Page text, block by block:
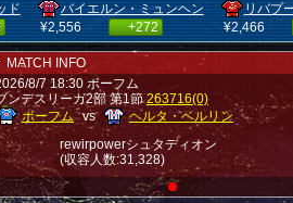
バイエルン・ミュンヘン
+272
リバプール
¥2,466
カ
-18
ラファエル・エリアス
¥157
+14
町
¥156
MATCH INFO
8/7 18:30 ボーフム
ンデスリーガ2部 第1節263716(0)
ボーフム vs
ヘルタ・ベルリン
rewirpowerシュタディオン
(収容人数:31,328)